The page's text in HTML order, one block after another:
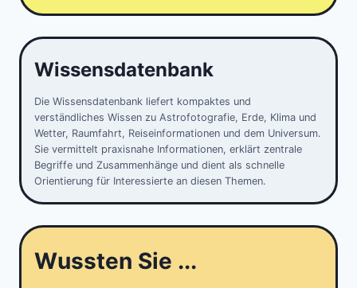
Wissensdatenbank
Die Wissensdatenbank liefert kompaktes und
verständliches Wissen zu Astrofotografie, Erde, Klima und
Wetter, Raumfahrt, Reiseinformationen und dem Universum.
Sie vermittelt praxisnahe Informationen, erklärt zentrale
Begriffe und Zusammenhänge und dient als schnelle
Orientierung für Interessierte an diesen Themen.
Wussten Sie ...